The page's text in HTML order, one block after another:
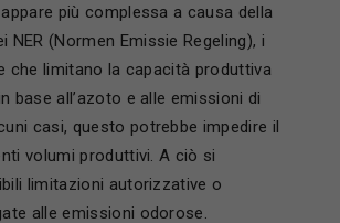
più complessa a causa della
NER (Normen Emissie Regeling), i
che limitano la capacità produttiva
base all’azoto e alle emissioni di
casi, questo potrebbe impedire il
volumi produttivi. A ciò si
limitazioni autorizzative o
alle emissioni odorose.